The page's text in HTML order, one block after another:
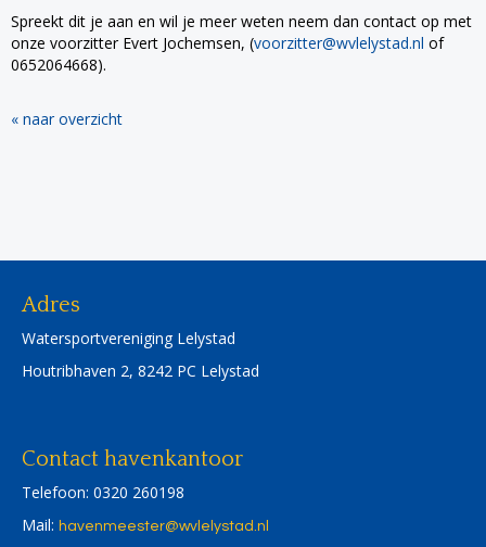
Spreekt dit je aan en wil je meer weten neem dan contact op met
onze voorzitter Evert Jochemsen, (rettizroov@wvlelystad.nl of
0652064668).
« naar overzicht
Adres
Watersportvereniging Lelystad
Houtribhaven 2, 8242 PC Lelystad
Contact havenkantoor
Telefoon: 0320 260198
Mail: retseemnevah@wvlelystad.nl